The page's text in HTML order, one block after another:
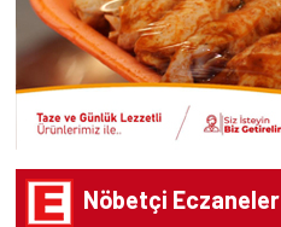
Nöbetçi Eczaneler